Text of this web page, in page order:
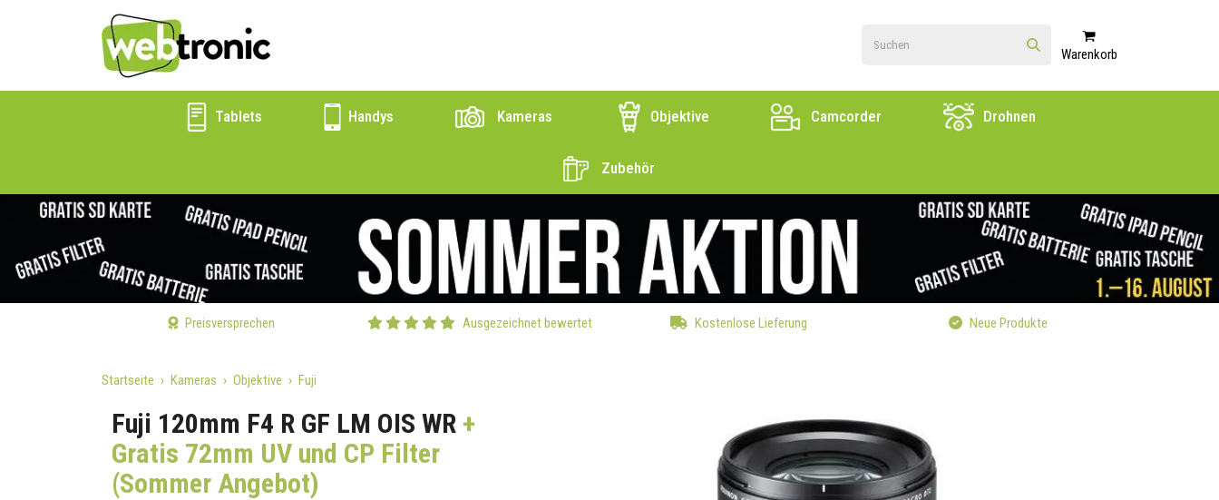
Warenkorb
Tablets Handys Kameras Objektive Camcorder Drohnen
Zubehör
Preisversprechen Ausgezeichnet bewertet Kostenlose Lieferung Neue Produkte
Startseite Kameras Objektive Fuji
Fuji 120mm F4 R GF LM OIS WR +
Gratis 72mm UV und CP Filter
(Sommer Angebot)